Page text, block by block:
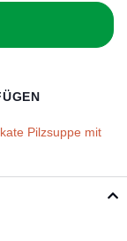
Pilzsuppe mit